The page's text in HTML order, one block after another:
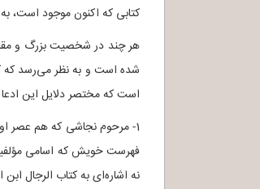
کتابی که اکنون موجود است،
هر چند در شخصیت بزرگ و
شده است و به نظر می‌رسد که
است که مختصر دلایل این
1- مرحوم نجاشی که هم عصر
فهرست خویش که اسامی
نه اشاره‌ای به کتاب الرجال